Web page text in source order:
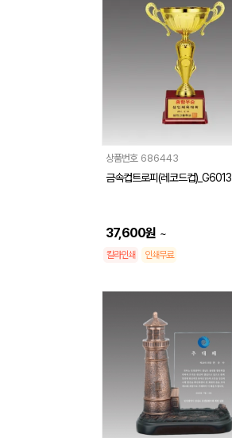
상품번호 686443
금속컵트로피(레코드컵)_G6013
37,600원 ~
칼라인쇄 인쇄무료